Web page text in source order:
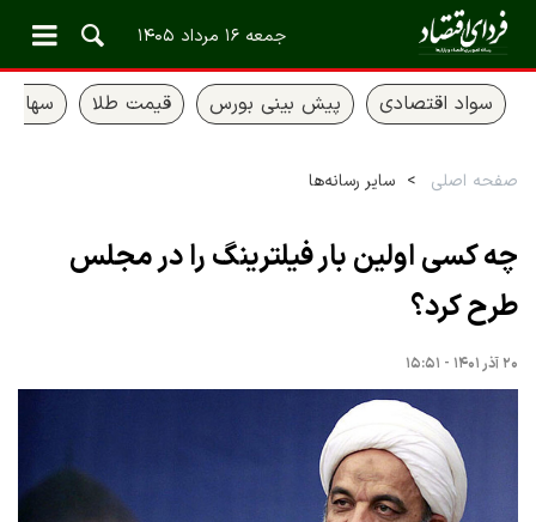
جمعه ۱۶ مرداد ۱۴۰۵
سواد اقتصادی پیش بینی بورس قیمت طلا سهام
صفحه اصلی سایر رسانه‌ها
چه کسی اولین بار فیلترینگ را در مجلس
طرح کرد؟
۲۰ آذر ۱۴۰۱ - ۱۵:۵۱